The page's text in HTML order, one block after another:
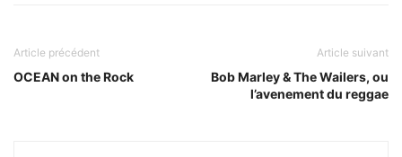
Article précédent
OCEAN on the Rock
Article suivant
Bob Marley & The Wailers, ou
l’avenement du reggae